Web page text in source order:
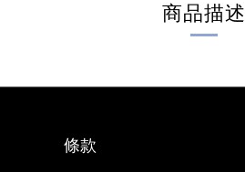
商品描述
條款